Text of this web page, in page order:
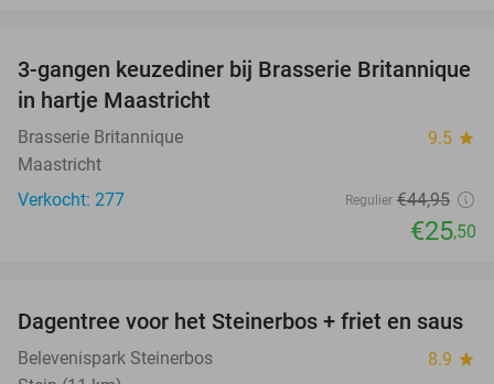
43%
3-gangen keuzediner bij Brasserie Britannique
in hartje Maastricht
Brasserie Britannique 9.5 star
Maastricht
Verkocht: 277
Regulier €44,95
€25,50
37%
Dagentree voor het Steinerbos + friet en saus
Belevenispark Steinerbos 8.9 star